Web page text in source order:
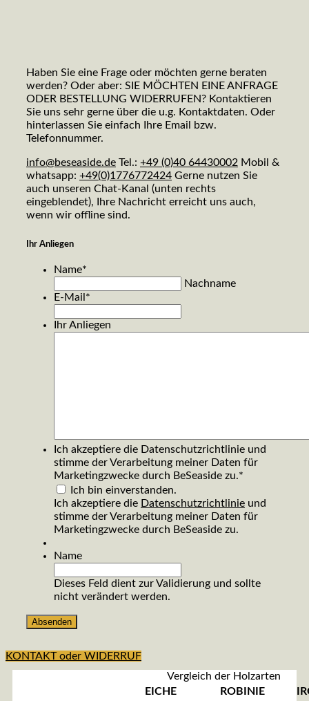
Haben Sie eine Frage oder möchten gerne beraten
werden? Oder aber: SIE MÖCHTEN EINE ANFRAGE
ODER BESTELLUNG WIDERRUFEN? Kontaktieren
Sie uns sehr gerne über die u.g. Kontaktdaten. Oder
hinterlassen Sie einfach Ihre Email bzw.
Telefonnummer.
info@beseaside.de Tel.: +49 (0)40 64430002 Mobil &
whatsapp: +49(0)1776772424 Gerne nutzen Sie
auch unseren Chat-Kanal (unten rechts
eingeblendet), Ihre Nachricht erreicht uns auch,
wenn wir offline sind.
Ihr Anliegen
Name*
Nachname
E-Mail *
Ihr Anliegen
Ich akzeptiere die Datenschutzrichtlinie und
stimme der Verarbeitung meiner Daten für
Marketingzwecke durch BeSeaside zu.*
Ich bin einverstanden.
Ich akzeptiere die Datenschutzrichtlinie und
stimme der Verarbeitung meiner Daten für
Marketingzwecke durch BeSeaside zu.
Name
Dieses Feld dient zur Validierung und sollte
nicht verändert werden.
KONTAKT oder WIDERRUF
Vergleich der Holzarten
EICHE
ROBINIE